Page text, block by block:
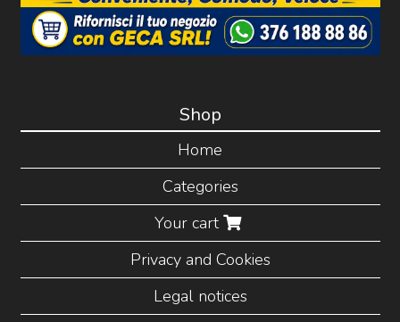
Shop
Home
Categories
Your cart
Privacy and Cookies
Legal notices